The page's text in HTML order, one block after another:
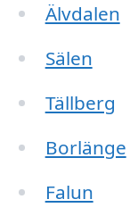
Älvdalen
Sälen
Tällberg
Borlänge
Falun